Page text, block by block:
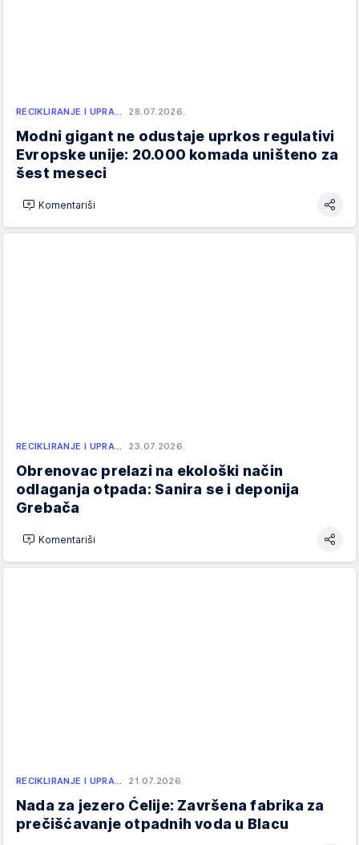
RECIKLIRANJE I UPRA… 28.07.2026.
Modni gigant ne odustaje uprkos regulativi
Evropske unije: 20.000 komada uništeno za
šest meseci
Komentariši
RECIKLIRANJE I UPRA… 23.07.2026.
Obrenovac prelazi na ekološki način
odlaganja otpada: Sanira se i deponija
Grebača
Komentariši
RECIKLIRANJE I UPRA… 21.07.2026.
Nada za jezero Ćelije: Završena fabrika za
prečišćavanje otpadnih voda u Blacu